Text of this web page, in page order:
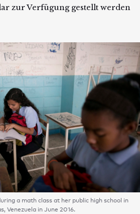
zur Verfügung gestellt werden
a math class at her public high school in
Venezuela in June 2016.